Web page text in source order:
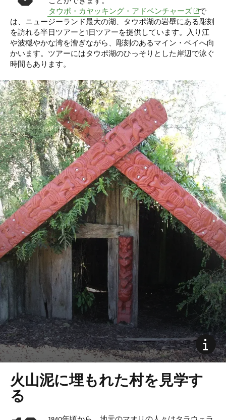
タウポ・カヤッキング・アドベンチャーズ(opens in
で
は、ニュージーランド最大の湖、タウポ湖の岩壁にある彫刻
を訪れる半日ツアーと1日ツアーを提供しています。入り江
や波穏やかな湾を漕ぎながら、彫刻のあるマイン・ベイへ向
かいます。ツアーにはタウポ湖のひっそりとした岸辺で泳ぐ
時間もあります。
火山泥に埋もれた村を見学す
る